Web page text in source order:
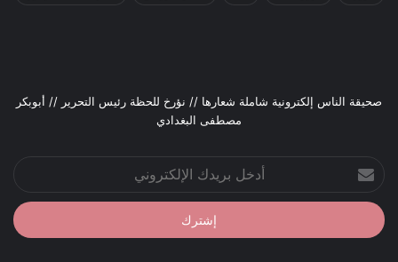
صحيقة الناس إلكترونية شاملة شعارها // نؤرخ للحظة رئيس التحرير // أبوبكر
مصطفى البغدادي
بريدك
الإلكتروني